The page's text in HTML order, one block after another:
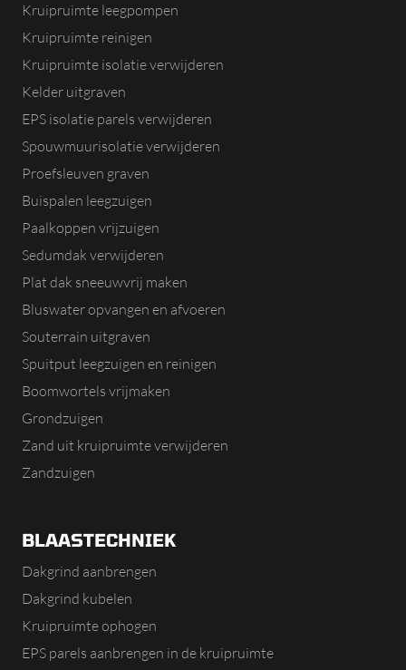
Kruipruimte leegpompen
Kruipruimte reinigen
Kruipruimte isolatie verwijderen
Kelder uitgraven
EPS isolatie parels verwijderen
Spouwmuurisolatie verwijderen
Proefsleuven graven
Buispalen leegzuigen
Paalkoppen vrijzuigen
Sedumdak verwijderen
Plat dak sneeuwvrij maken
Bluswater opvangen en afvoeren
Souterrain uitgraven
Spuitput leegzuigen en reinigen
Boomwortels vrijmaken
Grondzuigen
Zand uit kruipruimte verwijderen
Zandzuigen
BLAASTECHNIEK
Dakgrind aanbrengen
Dakgrind kubelen
Kruipruimte ophogen
EPS parels aanbrengen in de kruipruimte